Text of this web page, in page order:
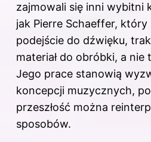
zajmowali się inni wybitni
jak Pierre Schaeffer, który
podejście do dźwięku,
materiał do obróbki, a
Jego prace stanowią
koncepcji muzycznych,
przeszłość można
sposobów.